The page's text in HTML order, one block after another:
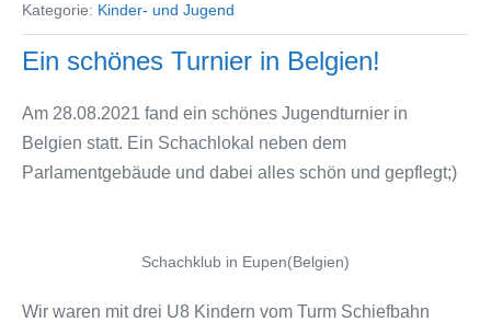
Kategorie: Kinder- und Jugend
Ein schönes Turnier in Belgien!
Am 28.08.2021 fand ein schönes Jugendturnier in
Belgien statt. Ein Schachlokal neben dem
Parlamentgebäude und dabei alles schön und gepflegt;)
Schachklub in Eupen(Belgien)
Wir waren mit drei U8 Kindern vom Turm Schiefbahn